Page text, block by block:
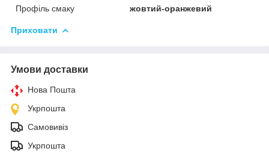
Профіль смаку
жовтий-оранжевий
Приховати
Умови доставки
Нова Пошта
Укрпошта
Самовивіз
Укрпошта